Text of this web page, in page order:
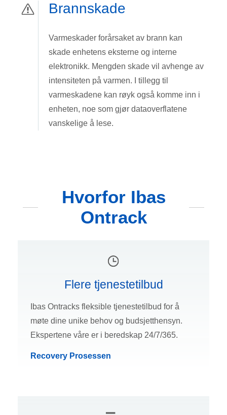
Brannskade
Varmeskader forårsaket av brann kan
skade enhetens eksterne og interne
elektronikk. Mengden skade vil avhenge av
intensiteten på varmen. I tillegg til
varmeskadene kan røyk også komme inn i
enheten, noe som gjør dataoverflatene
vanskelige å lese.
Hvorfor Ibas
Ontrack
Flere tjenestetilbud
Ibas Ontracks fleksible tjenestetilbud for å
møte dine unike behov og budsjetthensyn.
Ekspertene våre er i beredskap 24/7/365.
Recovery Prosessen